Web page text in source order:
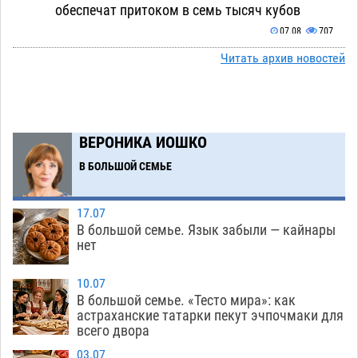
обеспечат притоком в семь тысяч кубов
07.08 707
Астраханский аэропорт попробует отбиться
помойку
11:58
В Астрахани подросток угнал мотоцикл и
похитил чужие мобильник с банковскими
картами
11:20
Астраханцев ждут на парковом газоне с
призами и эрмитажными котами
10:43
Астраханский суд встал на сторону МЧС в
споре за возврат униформы
07.08 417
10:02
На Всероссийской Спартакиаде астраханские
Читать архив новостей
ВЕРОНИКА ИОШКО
В БОЛЬШОЙ СЕМЬЕ
17.07
В большой семье. Язык забыли — кайнары
нет
10.07
В большой семье. «Тесто мира»: как
астраханские татарки пекут эчпочмаки для
всего двора
03.07